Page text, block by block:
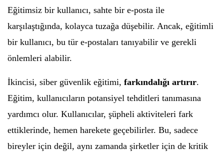
Eğitimsiz bir kullanıcı, sahte bir e-posta ile
karşılaştığında, kolayca tuzağa düşebilir. Ancak, eğitimli
bir kullanıcı, bu tür e-postaları tanıyabilir ve gerekli
önlemleri alabilir.
İkincisi, siber güvenlik eğitimi, farkındalığı artırır.
Eğitim, kullanıcıların potansiyel tehditleri tanımasına
yardımcı olur. Kullanıcılar, şüpheli aktiviteleri fark
ettiklerinde, hemen harekete geçebilirler. Bu, sadece
bireyler için değil, aynı zamanda şirketler için de kritik